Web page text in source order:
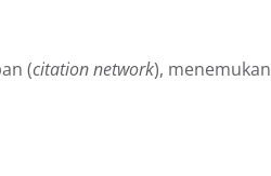
(citation network),